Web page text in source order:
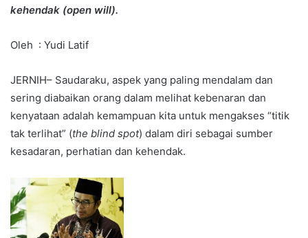
kehendak (open will).
Oleh : Yudi Latif
JERNIH– Saudaraku, aspek yang paling mendalam dan
sering diabaikan orang dalam melihat kebenaran dan
kenyataan adalah kemampuan kita untuk mengakses “titik
tak terlihat” (the blind spot) dalam diri sebagai sumber
kesadaran, perhatian dan kehendak.